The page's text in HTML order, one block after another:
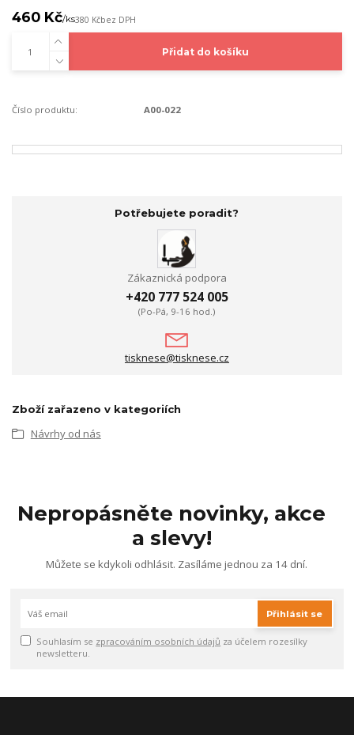
460 Kč/ks380 Kčbez DPH
Přidat do košíku
Číslo produktu: A00-022
Potřebujete poradit?
Zákaznická podpora
+420 777 524 005
(Po-Pá, 9-16 hod.)
tisknese@tisknese.cz
Zboží zařazeno v kategoriích
Návrhy od nás
Nepropásněte novinky, akce
a slevy!
Můžete se kdykoli odhlásit. Zasíláme jednou za 14 dní.
Přihlásit se
Souhlasím se zpracováním osobních údajů za účelem rozesílky
newsletteru.